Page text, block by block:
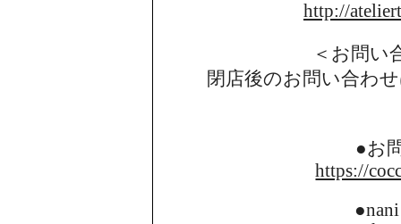
http://
＜お問い
閉店後のお問い合わ
●お
https://